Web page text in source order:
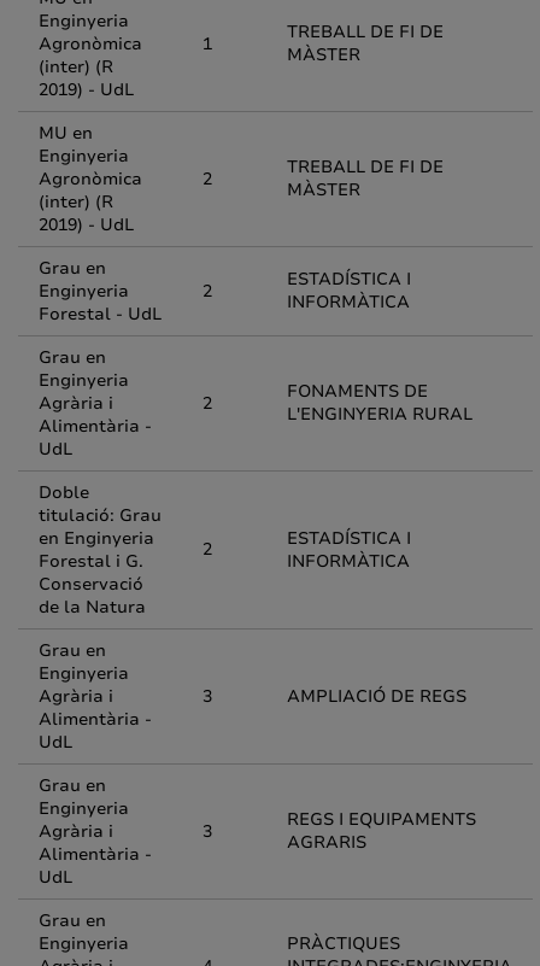
Enginyeria
Agronòmica
(inter) (R
2019) - UdL
1
TREBALL DE FI DE
MÀSTER
MU en
Enginyeria
Agronòmica
(inter) (R
2019) - UdL
2
TREBALL DE FI DE
MÀSTER
Grau en
Enginyeria
Forestal - UdL
2
ESTADÍSTICA I
INFORMÀTICA
Grau en
Enginyeria
Agrària i
Alimentària -
UdL
2
FONAMENTS DE
L'ENGINYERIA RURAL
Doble
titulació: Grau
en Enginyeria
Forestal i G.
Conservació
de la Natura
2
ESTADÍSTICA I
INFORMÀTICA
Grau en
Enginyeria
Agrària i
Alimentària -
UdL
3 AMPLIACIÓ DE REGS
Grau en
Enginyeria
Agrària i
Alimentària -
UdL
3
REGS I EQUIPAMENTS
AGRARIS
Grau en
Enginyeria
PRÀCTIQUES